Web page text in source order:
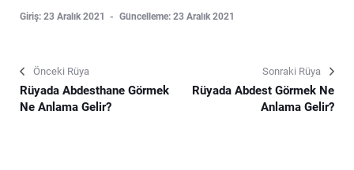
Giriş: 23 Aralık 2021 Güncelleme: 23 Aralık 2021
Önceki Rüya
Rüyada Abdesthane Görmek
Ne Anlama Gelir?
Sonraki Rüya
Rüyada Abdest Görmek Ne
Anlama Gelir?